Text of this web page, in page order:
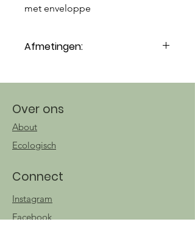
met enveloppe
Afmetingen:
Over ons
Connect
About
Ecologisch
Instagram
Facebook